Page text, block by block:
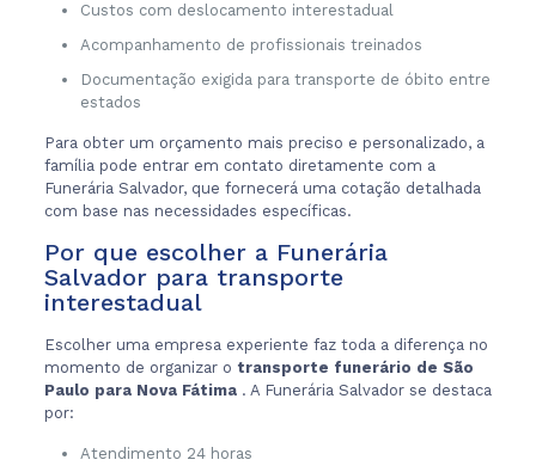
Custos com deslocamento interestadual
Acompanhamento de profissionais treinados
Documentação exigida para transporte de óbito entre
estados
Para obter um orçamento mais preciso e personalizado, a
família pode entrar em contato diretamente com a
Funerária Salvador, que fornecerá uma cotação detalhada
com base nas necessidades específicas.
Por que escolher a Funerária
Salvador para transporte
interestadual
Escolher uma empresa experiente faz toda a diferença no
momento de organizar o transporte funerário de São
Paulo para Nova Fátima . A Funerária Salvador se destaca
por:
Atendimento 24 horas